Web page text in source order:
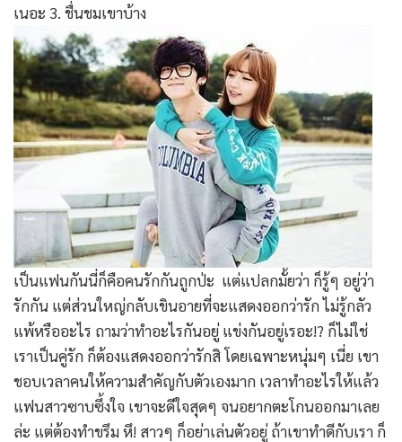
เนอะ 3. ชื่นชมเขาบ้าง
เป็นแฟนกันนี่ก็คือคนรักกันถูกป่ะ แต่แปลกมั้ยว่า ก็รู้ๆ อยู่ว่า
รักกัน แต่ส่วนใหญ่กลับเขินอายที่จะแสดงออกว่ารัก ไม่รู้กลัว
แพ้หรืออะไร ถามว่าทำอะไรกันอยู่ แข่งกันอยู่เรอะ!? ก็ไม่ใช่
เราเป็นคู่รัก ก็ต้องแสดงออกว่ารักสิ โดยเฉพาะหนุ่มๆ เนี่ย เขา
ชอบเวลาคนให้ความสำคัญกับตัวเองมาก เวลาทำอะไรให้แล้ว
แฟนสาวซาบซึ้งใจ เขาจะดีใจสุดๆ จนอยากตะโกนออกมาเลย
ล่ะ แต่ต้องทำขรึม หึ! สาวๆ ก็อย่าเล่นตัวอยู่ ถ้าเขาทำดีกับเรา ก็